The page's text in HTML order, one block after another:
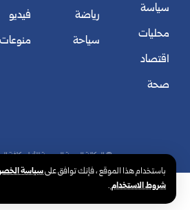
باستخدام هذا الموقع ، فإنك توافق علىسياسة
شروط الاستخدام.
سياسة
محليات
اقتصاد
صحة
رياضة
سياحة
فيديو
منوعات
© الوكالة العربية السورية للأنباء.